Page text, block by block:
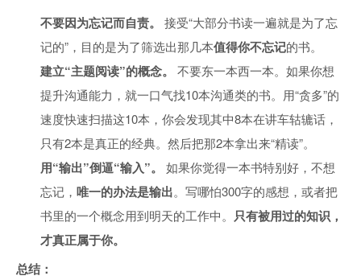
不要因为忘记而自责。
接受“大部分书读一遍就是为了忘
记的”，目的是为了筛选出那几本值得你不忘记的书。
建立“主题阅读”的概念。
不要东一本西一本。如果你想
提升沟通能力，就一口气找10本沟通类的书。用“贪多”的
速度快速扫描这10本，你会发现其中8本在讲车轱辘话，
只有2本是真正的经典。然后把那2本拿出来“精读”。
用“输出”倒逼“输入”。
如果你觉得一本书特别好，不想
忘记， 唯一的办法是输出。写哪怕300字的感想，或者把
书里的一个概念用到明天的工作中。 只有被用过的知识，
才真正属于你。
总结：